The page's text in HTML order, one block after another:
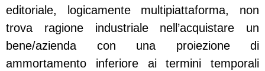
editoriale, logicamente multipiattaforma, non
trova ragione industriale nell’acquistare un
bene/azienda con una proiezione di
ammortamento inferiore ai termini temporali